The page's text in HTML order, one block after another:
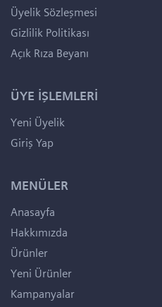
Üyelik Sözleşmesi
Gizlilik Politikası
Açık Rıza Beyanı
ÜYE İŞLEMLERİ
Yeni Üyelik
Giriş Yap
MENÜLER
Anasayfa
Hakkımızda
Ürünler
Yeni Ürünler
Kampanyalar